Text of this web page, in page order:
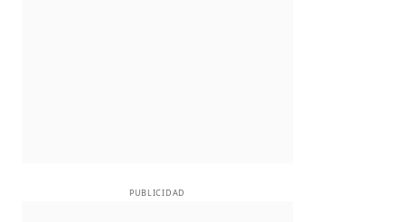
PUBLICIDAD